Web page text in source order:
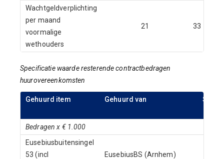
Wachtgeldverplichting
per maand
voormalige
wethouders
21 33
Specificatie waarde resterende contractbedragen
huurovereenkomsten
Gehuurd item Gehuurd van
Bedragen x € 1.000
Eusebiusbuitensingel
53 (incl
EusebiusBS (Arnhem)